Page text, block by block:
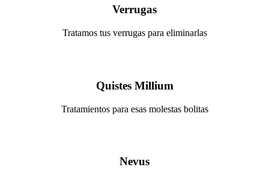
Verrugas
Tratamos tus verrugas para eliminarlas
Quistes Millium
Tratamientos para esas molestas bolitas
Nevus